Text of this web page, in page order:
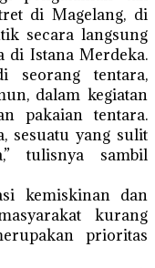
di Magelang, di
secara langsung
di Istana Merdeka.
seorang tentara,
dalam kegiatan
pakaian tentara.
sesuatu yang sulit
tulisnya sambil
kemiskinan dan
kurang
prioritas